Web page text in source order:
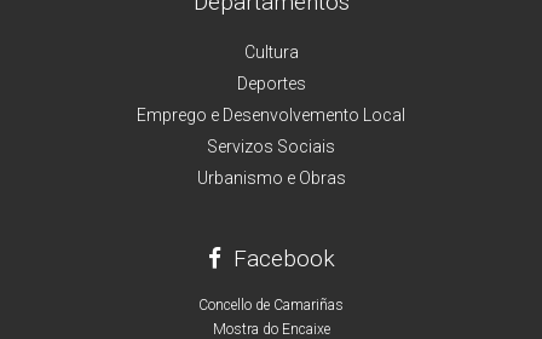
Cultura
Deportes
Emprego e Desenvolvemento Local
Servizos Sociais
Urbanismo e Obras
Facebook
Concello de Camariñas
Mostra do Encaixe